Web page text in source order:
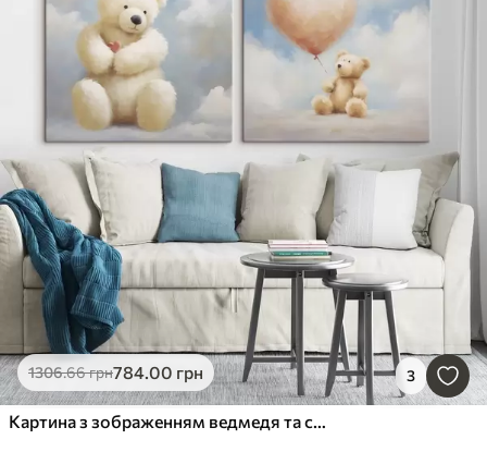
1306.66грн784.00 грн 3
Картина з зображенням ведмедя та серця